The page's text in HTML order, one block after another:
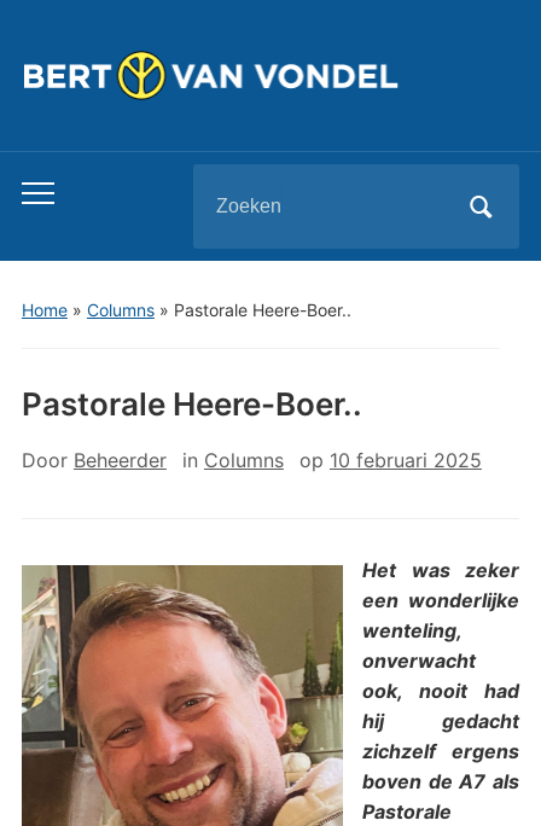
Toggle
menu
naar:
Home» Columns» Pastorale Heere-Boer..
Pastorale Heere-Boer..
Door Beheerder in Columns op 10 februari 2025
Het was zeker
een wonderlijke
wenteling,
onverwacht
ook, nooit had
hij gedacht
zichzelf ergens
boven de A7 als
Pastorale